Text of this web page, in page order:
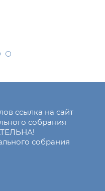
ссылка на сайт
собрания
собрания